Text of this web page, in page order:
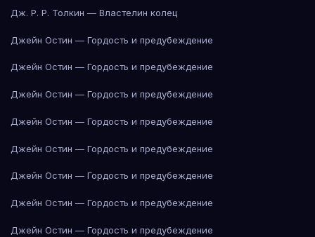
Дж. Р. Р. Толкин — Властелин колец
Джейн Остин — Гордость и предубеждение
Джейн Остин — Гордость и предубеждение
Джейн Остин — Гордость и предубеждение
Джейн Остин — Гордость и предубеждение
Джейн Остин — Гордость и предубеждение
Джейн Остин — Гордость и предубеждение
Джейн Остин — Гордость и предубеждение
Джейн Остин — Гордость и предубеждение